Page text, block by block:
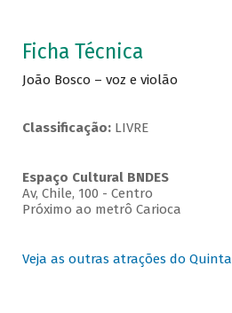
Ficha Técnica
João Bosco – voz e violão
Classificação: LIVRE
Espaço Cultural BNDES
Av, Chile, 100 - Centro
Próximo ao metrô Carioca
Veja as outras atrações do